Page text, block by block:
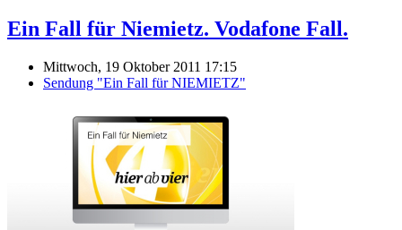
Ein Fall für Niemietz. Vodafone Fall.
Mittwoch, 19 Oktober 2011 17:15
Sendung "Ein Fall für NIEMIETZ"